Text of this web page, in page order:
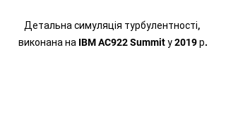
Детальна симуляція турбулентності,
виконана на IBM AC922 Summit у 2019 р.